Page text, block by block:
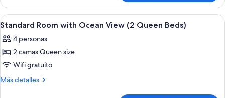
Queen
Room
Ver
todas
las
fotos
de
Standard
Una habitación de hotel con cama,
2
Standard Room with Ocean View (2 Queen Beds)
4 personas
2 camas Queen size
Wifi gratuito
Más detalles
Más